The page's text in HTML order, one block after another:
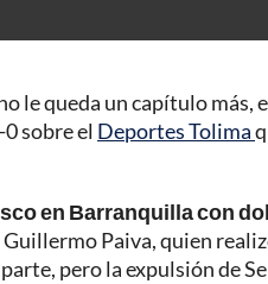
le queda un capítulo más,
sobre el Deportes Tolima
en Barranquilla con
Paiva, quien
pero la expulsión de